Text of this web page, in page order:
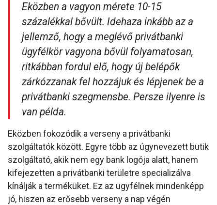
Eközben a vagyon mérete 10-15
százalékkal bővült. Idehaza inkább az a
jellemző, hogy a meglévő privátbanki
ügyfélkör vagyona bővül folyamatosan,
ritkábban fordul elő, hogy új belépők
zárkózzanak fel hozzájuk és lépjenek be a
privátbanki szegmensbe. Persze ilyenre is
van példa.
Eközben fokozódik a verseny a privátbanki
szolgáltatók között. Egyre több az úgynevezett butik
szolgáltató, akik nem egy bank logója alatt, hanem
kifejezetten a privátbanki területre specializálva
kínálják a terméküket. Ez az ügyfélnek mindenképp
jó, hiszen az erősebb verseny a nap végén